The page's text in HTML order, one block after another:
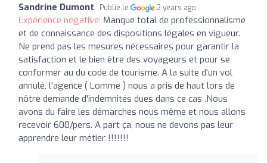
Sandrine Dumont Publié le 2 years ago
Expérience négative: Manque total de professionnalisme
et de connaissance des dispositions légales en vigueur.
Ne prend pas les mesures nécessaires pour garantir la
satisfaction et le bien être des voyageurs et pour se
conformer au du code de tourisme. A la suite d'un vol
annulé, l'agence ( Lomme ) nous a pris de haut lors de
nôtre demande d'indemnités dues dans ce cas .Nous
avons du faire les démarches nous même et nous allons
recevoir 600/pers. A part ça, nous ne devons pas leur
apprendre leur métier !!!!!!!